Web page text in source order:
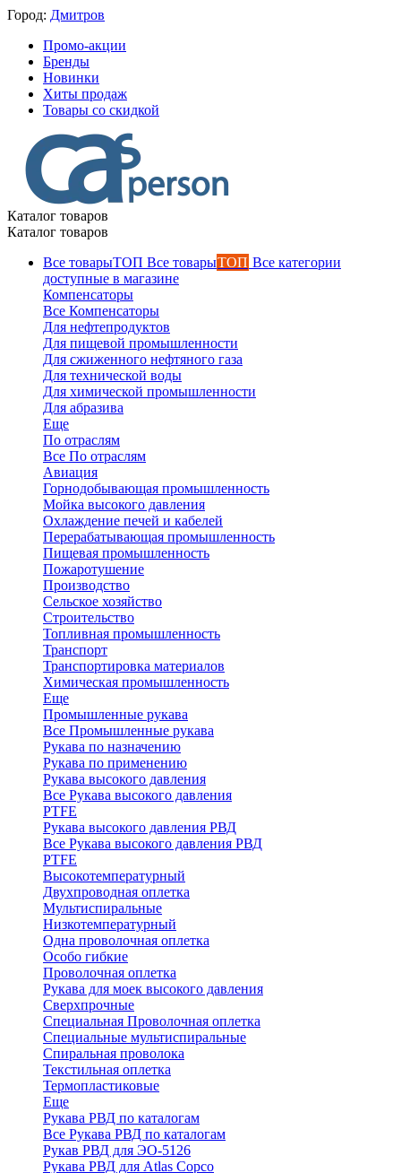
Город: Дмитров
Промо-акции
Бренды
Новинки
Хиты продаж
Товары со скидкой
Каталог товаров
Каталог товаров
Все товарыТОП Все категории
доступные в магазине
Компенсаторы
Все Компенсаторы
Для нефтепродуктов
Для пищевой промышленности
Для сжиженного нефтяного газа
Для технической воды
Для химической промышленности
Для абразива
Еще
По отраслям
Все По отраслям
Авиация
Горнодобывающая промышленность
Мойка высокого давления
Охлаждение печей и кабелей
Перерабатывающая промышленность
Пищевая промышленность
Пожаротушение
Производство
Сельское хозяйство
Строительство
Топливная промышленность
Транспорт
Транспортировка материалов
Химическая промышленность
Еще
Промышленные рукава
Все Промышленные рукава
Рукава по назначению
Рукава по применению
Рукава высокого давления
Все Рукава высокого давления
PTFE
Рукава высокого давления РВД
Все Рукава высокого давления РВД
PTFE
Высокотемпературный
Двухпроводная оплетка
Мультиспиральные
Низкотемпературный
Одна проволочная оплетка
Особо гибкие
Проволочная оплетка
Рукава для моек высокого давления
Сверхпрочные
Специальная Проволочная оплетка
Специальные мультиспиральные
Спиральная проволока
Текстильная оплетка
Термопластиковые
Еще
Рукава РВД по каталогам
Все Рукава РВД по каталогам
Рукав РВД для ЭО-5126
Рукава РВД для Atlas Copco